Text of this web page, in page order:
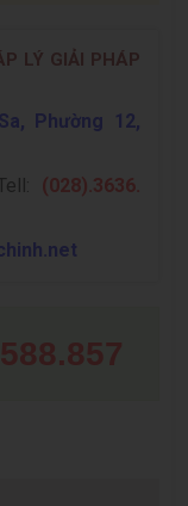
LÝ GIẢI PHÁP
Phường 12,
(028).3636.